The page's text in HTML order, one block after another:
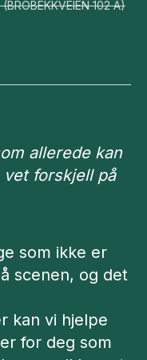
(BROBEKKVEIEN 102 A)
allerede kan
forskjell på
som ikke er
scenen, og det
kan vi hjelpe
for deg som